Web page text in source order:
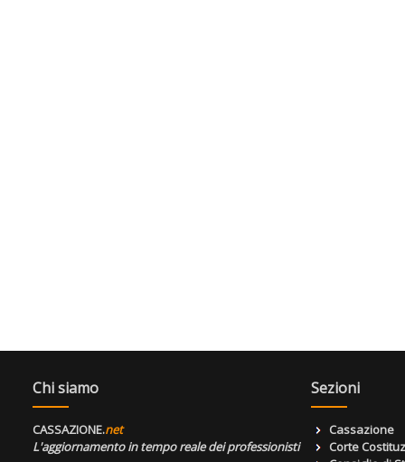
Chi siamo
CASSAZIONE.net
L'aggiornamento in tempo reale dei professionisti
Sezioni
Cassazione
Corte